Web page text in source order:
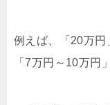
例えば、「20万円
「7万円～10万円